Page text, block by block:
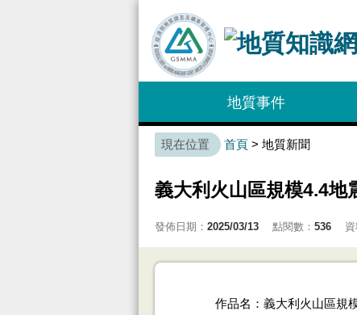
地質事件
首頁> 地質新聞
義大利火山區規模4.4地
發佈日期： 2025/03/13 點閱數： 536
作品名
義大利火山區規